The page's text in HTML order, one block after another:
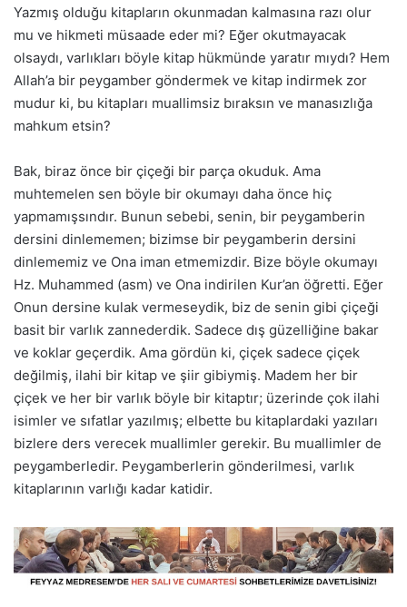
Yazmış olduğu kitapların okunmadan kalmasına razı olur
mu ve hikmeti müsaade eder mi? Eğer okutmayacak
olsaydı, varlıkları böyle kitap hükmünde yaratır mıydı? Hem
Allah’a bir peygamber göndermek ve kitap indirmek zor
mudur ki, bu kitapları muallimsiz bıraksın ve manasızlığa
mahkum etsin?
Bak, biraz önce bir çiçeği bir parça okuduk. Ama
muhtemelen sen böyle bir okumayı daha önce hiç
yapmamışsındır. Bunun sebebi, senin, bir peygamberin
dersini dinlememen; bizimse bir peygamberin dersini
dinlememiz ve Ona iman etmemizdir. Bize böyle okumayı
Hz. Muhammed (asm) ve Ona indirilen Kur’an öğretti. Eğer
Onun dersine kulak vermeseydik, biz de senin gibi çiçeği
basit bir varlık zannederdik. Sadece dış güzelliğine bakar
ve koklar geçerdik. Ama gördün ki, çiçek sadece çiçek
değilmiş, ilahi bir kitap ve şiir gibiymiş. Madem her bir
çiçek ve her bir varlık böyle bir kitaptır; üzerinde çok ilahi
isimler ve sıfatlar yazılmış; elbette bu kitaplardaki yazıları
bizlere ders verecek muallimler gerekir. Bu muallimler de
peygamberledir. Peygamberlerin gönderilmesi, varlık
kitaplarının varlığı kadar katidir.